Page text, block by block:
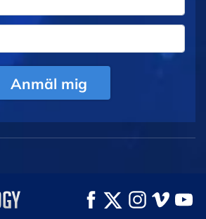
Anmäl mig